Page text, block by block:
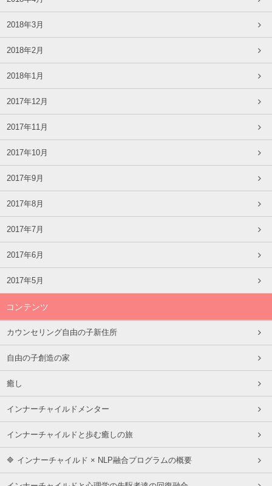
2018年3月
2018年2月
2018年1月
2017年12月
2017年11月
2017年10月
2017年9月
2017年8月
2017年7月
2017年6月
2017年5月
コンテンツ
カウンセリング自由の子新住所
自由の子創造の家
癒し
インナーチャイルドメンター
インナーチャイルドと歩む癒しの旅
🔷 インナーチャイルド × NLP融合プログラムの概要